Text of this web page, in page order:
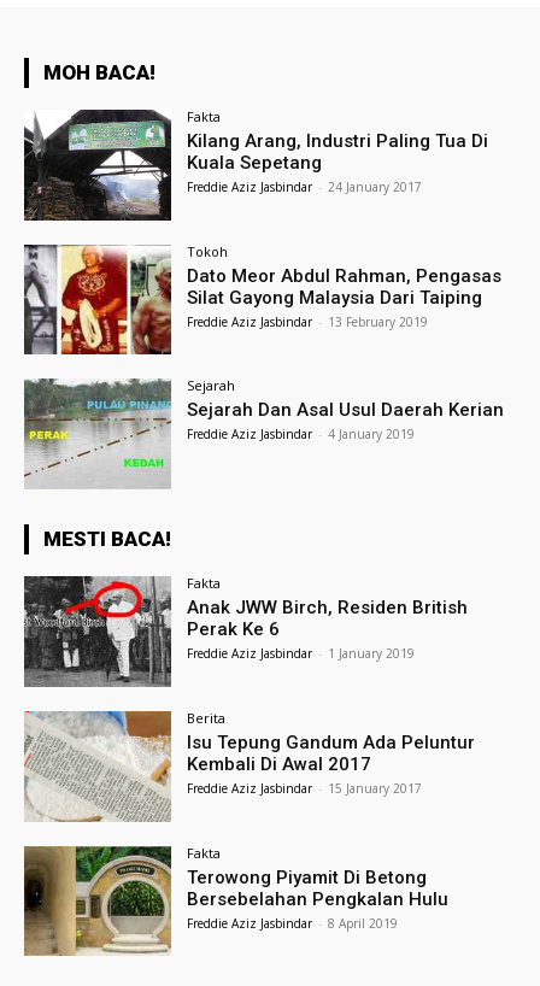
MOH BACA!
Fakta
Kilang Arang, Industri Paling Tua Di
Kuala Sepetang
Freddie Aziz Jasbindar - 24 January 2017
Tokoh
Dato Meor Abdul Rahman, Pengasas
Silat Gayong Malaysia Dari Taiping
Freddie Aziz Jasbindar - 13 February 2019
Sejarah
Sejarah Dan Asal Usul Daerah Kerian
Freddie Aziz Jasbindar - 4 January 2019
MESTI BACA!
Fakta
Anak JWW Birch, Residen British
Perak Ke 6
Freddie Aziz Jasbindar - 1 January 2019
Berita
Isu Tepung Gandum Ada Peluntur
Kembali Di Awal 2017
Freddie Aziz Jasbindar - 15 January 2017
Fakta
Terowong Piyamit Di Betong
Bersebelahan Pengkalan Hulu
Freddie Aziz Jasbindar - 8 April 2019